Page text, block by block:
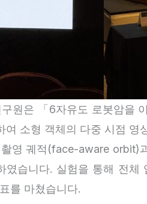
원은 「6자유도 로봇암을
소형 객체의 다중 시점
영 궤적(face-aware orbit)
습니다. 실험을 통해 전
를 마쳤습니다.